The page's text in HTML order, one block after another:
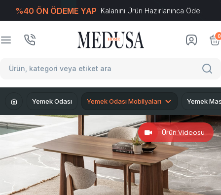
%40 ÖN ÖDEME YAP Kalanını Ürün Hazırlanınca Öde.
0
Yemek Odası Yemek Odası Mobilyaları Yemek
Ürün Videosu
T-Soft E-Ticaret Sistemleriyle Hazırlanmıştır.